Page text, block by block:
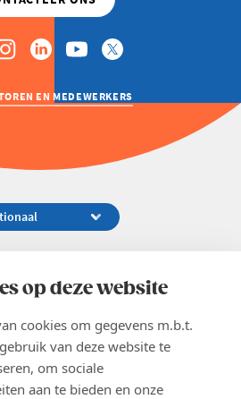
op deze website
cookies om gegevens m.b.t.
van deze website te
om sociale
aan te bieden en onze
EN MEDEWERKERS